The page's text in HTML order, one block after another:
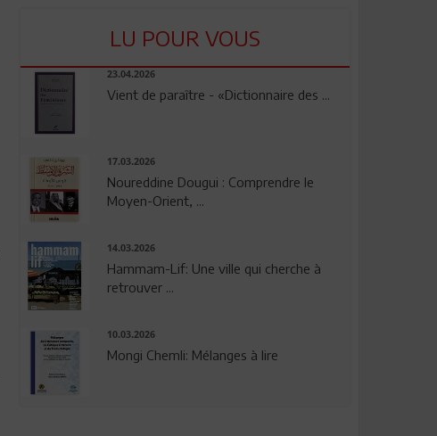
LU POUR VOUS
23.04.2026
Vient de paraître - «Dictionnaire des ...
17.03.2026
Noureddine Dougui : Comprendre le
Moyen-Orient, ...
14.03.2026
Hammam-Lif: Une ville qui cherche à
retrouver ...
10.03.2026
Mongi Chemli: Mélanges à lire